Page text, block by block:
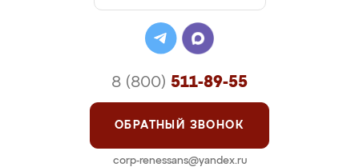
8 (800) 511-89-55
ОБРАТНЫЙ ЗВОНОК
corp-renessans@yandex.ru